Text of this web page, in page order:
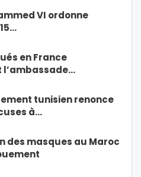
VI ordonne
en France
tunisien renonce
à…
des masques au Maroc